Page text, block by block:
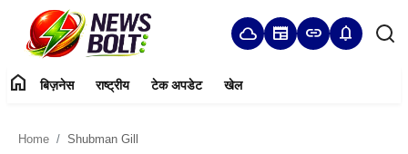
cloud newspaper link notifications
home बिज़नेस राष्ट्रीय टेक अपडेट खेल
Home Shubman Gill